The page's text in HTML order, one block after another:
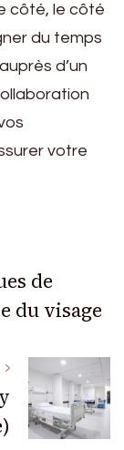
côté, le côté
du temps
d’un
votre
de
du visage